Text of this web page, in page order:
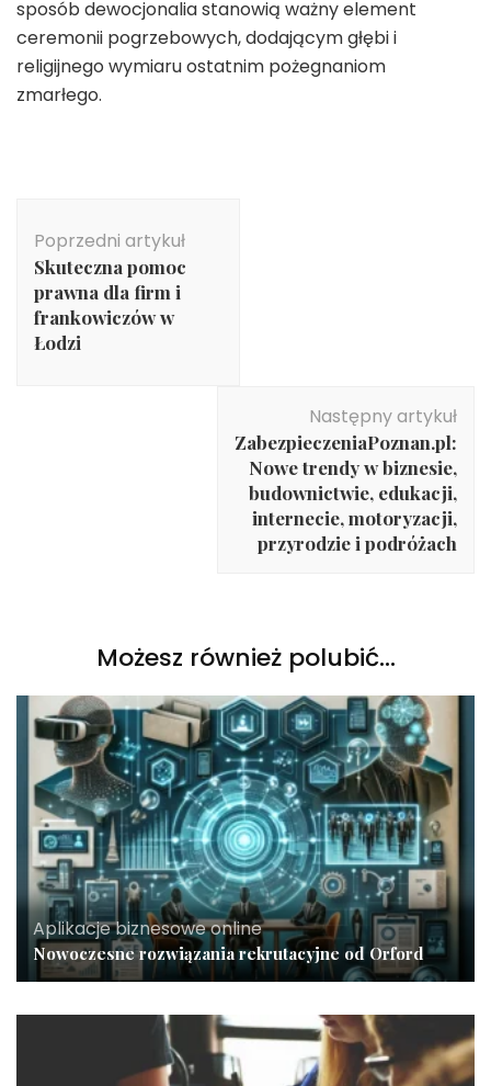
sposób dewocjonalia stanowią ważny element
ceremonii pogrzebowych, dodającym głębi i
religijnego wymiaru ostatnim pożegnaniom
zmarłego.
wpisu
Poprzedni artykuł
Skuteczna pomoc
prawna dla firm i
frankowiczów w
Łodzi
Następny artykuł
ZabezpieczeniaPoznan.pl:
Nowe trendy w biznesie,
budownictwie, edukacji,
internecie, motoryzacji,
przyrodzie i podróżach
Możesz również polubić…
Aplikacje biznesowe online
Nowoczesne rozwiązania rekrutacyjne od Orford